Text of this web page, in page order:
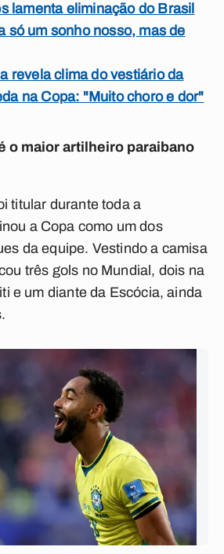
lamenta eliminação do Brasil
só um sonho nosso, mas de
revela clima do vestiário da
na Copa: "Muito choro e dor"
o maior artilheiro paraibano
titular durante toda a
a Copa como um dos
da equipe. Vestindo a camisa
três gols no Mundial, dois na
e um diante da Escócia, ainda